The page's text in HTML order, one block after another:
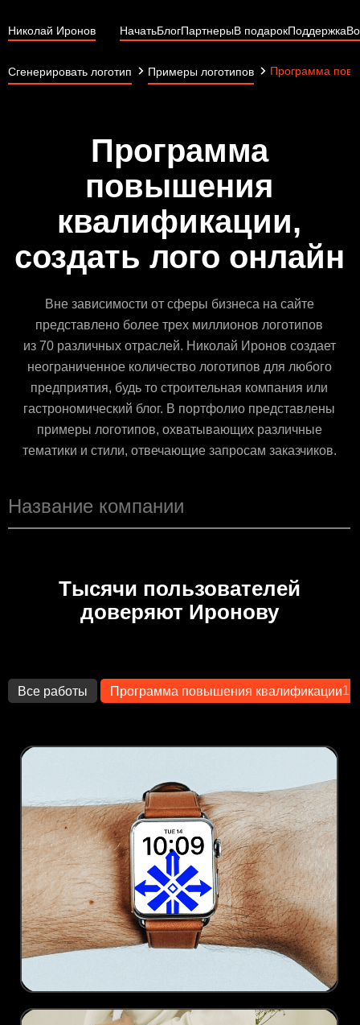
Николай Иронов НачатьБлогПартнерыВ подарокПоддержка
Сгенерировать логотип Примеры логотипов Программа
Программа
повышения
квалификации,
создать лого онлайн
Вне зависимости от сферы бизнеса на сайте
представлено более трех миллионов логотипов
из 70 различных отраслей. Николай Иронов создает
неограниченное количество логотипов для любого
предприятия, будь то строительная компания или
гастрономический блог. В портфолио представлены
примеры логотипов, охватывающих различные
тематики и стили, отвечающие запросам заказчиков.
Тысячи пользователей
доверяют Иронову
Все работы Программа повышения квалификации